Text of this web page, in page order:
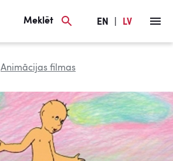
Meklēt EN LV
Animācijas filmas